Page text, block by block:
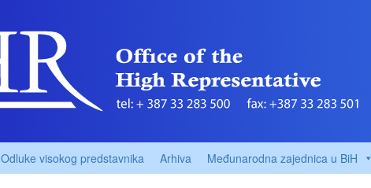
Odluke visokog predstavnika Arhiva Međunarodna zajednica u BiH